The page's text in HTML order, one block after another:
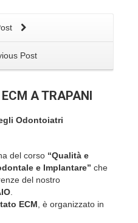
Post
Odontoiatri
del corso “Qualità e
e Implantare” che
del nostro
ECM , è organizzato in